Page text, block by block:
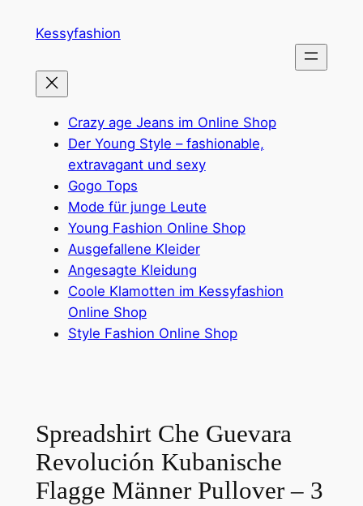
InhaltKessyfashion
Crazy age Jeans im Online Shop
Der Young Style – fashionable,
extravagant und sexy
Gogo Tops
Mode für junge Leute
Young Fashion Online Shop
Ausgefallene Kleider
Angesagte Kleidung
Coole Klamotten im Kessyfashion
Online Shop
Style Fashion Online Shop
Spreadshirt Che Guevara
Revolución Kubanische
Flagge Männer Pullover – 3